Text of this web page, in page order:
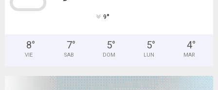
9°
8°
VIE
7°
SAB
5°
DOM
5°
LUN
4°
MAR